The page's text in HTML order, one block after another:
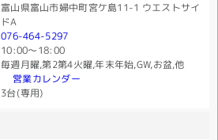
富山県富山市婦中町宮ケ島11-1 ウエストサイ
ドA
076-464-5297
10:00〜18:00
毎週月曜,第2第4火曜,年末年始,GW,お盆,他
営業カレンダー
3台(専用)